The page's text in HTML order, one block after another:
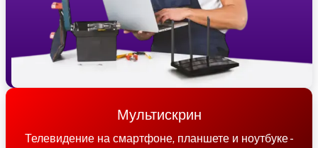
Мультискрин
Телевидение на смартфоне, планшете и ноутбуке -